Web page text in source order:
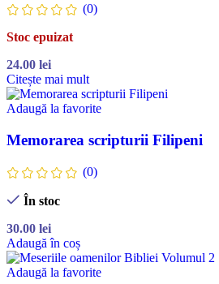
(0)
Stoc epuizat
24.00 lei
Citește mai mult
Adaugă la favorite
Memorarea scripturii Filipeni
(0)
În stoc
30.00 lei
Adaugă în coș
Adaugă la favorite